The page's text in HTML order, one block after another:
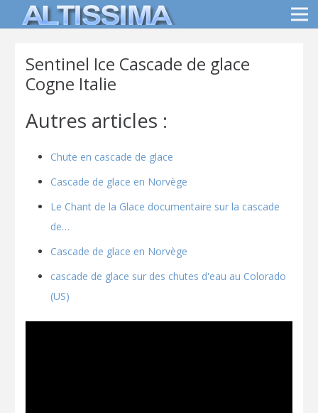
Sentinel Ice Cascade de glace
Cogne Italie
Autres articles :
Chute en cascade de glace
Cascade de glace en Norvège
Le Chant de la Glace documentaire sur la cascade
de…
Cascade de glace en Norvège
cascade de glace sur des chutes d'eau au Colorado
(US)